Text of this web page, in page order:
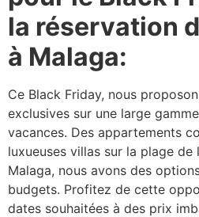
la réservation
à Malaga:
Ce Black Friday, nous
exclusives sur une large
vacances. Des appartements
luxueuses villas sur la plage de
Malaga, nous avons des
budgets. Profitez de cette
dates souhaitées à des prix